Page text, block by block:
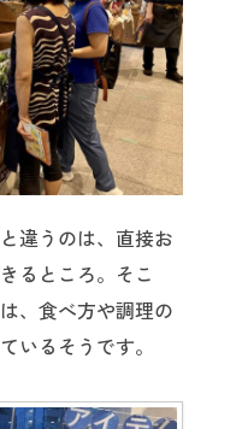
違うのは、直接お
るところ。そこ
、食べ方や調理の
いるそうです。